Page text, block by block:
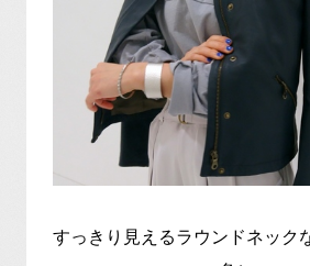
すっきり見えるラウンドネック